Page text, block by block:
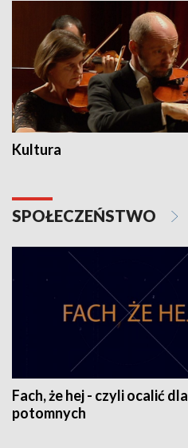
Kultura
SPOŁECZEŃSTWO
Fach, że hej - czyli ocalić dla
potomnych